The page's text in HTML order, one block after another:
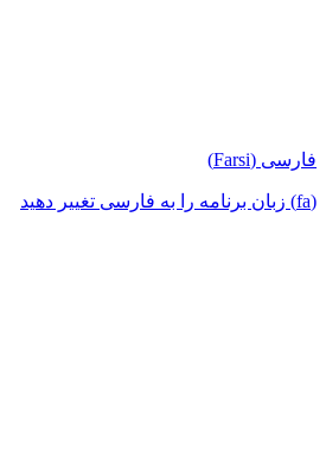
فارسی (Farsi)
(fa) زبان برنامه را به فارسی تغییر دهید